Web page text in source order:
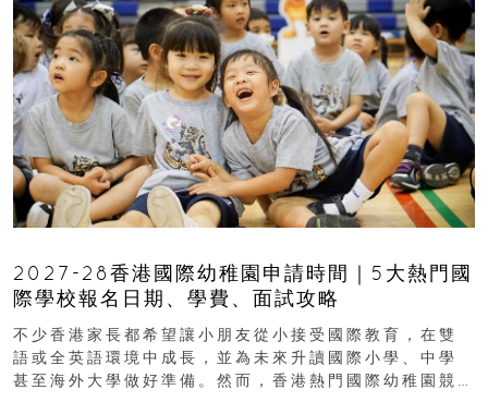
2027-28香港國際幼稚園申請時間｜5大熱門國
際學校報名日期、學費、面試攻略
不少香港家長都希望讓小朋友從小接受國際教育，在雙
語或全英語環境中成長，並為未來升讀國際小學、中學
甚至海外大學做好準備。然而，香港熱門國際幼稚園競